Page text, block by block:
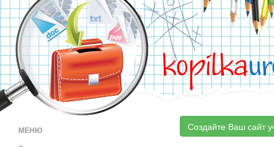
kopilka
МЕНЮ Создайте Ваш сайт